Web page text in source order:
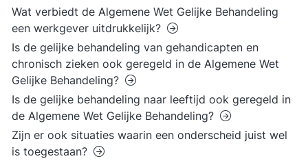
Wat verbiedt de Algemene Wet Gelijke Behandeling
een werkgever uitdrukkelijk?
Is de gelijke behandeling van gehandicapten en
chronisch zieken ook geregeld in de Algemene Wet
Gelijke Behandeling?
Is de gelijke behandeling naar leeftijd ook geregeld in
de Algemene Wet Gelijke Behandeling?
Zijn er ook situaties waarin een onderscheid juist wel
is toegestaan?